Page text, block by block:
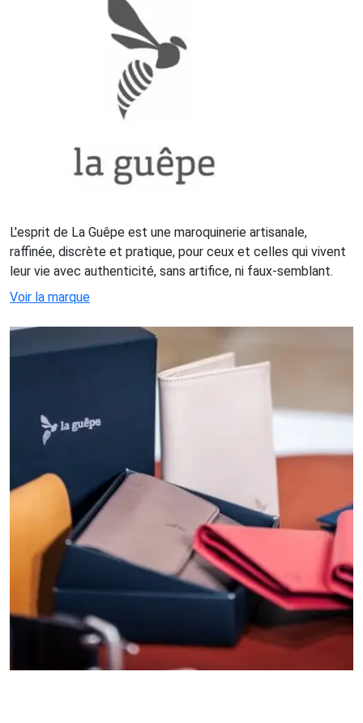
L'esprit de La Guêpe est une maroquinerie artisanale,
raffinée, discrète et pratique, pour ceux et celles qui vivent
leur vie avec authenticité, sans artifice, ni faux-semblant.
Voir la marque